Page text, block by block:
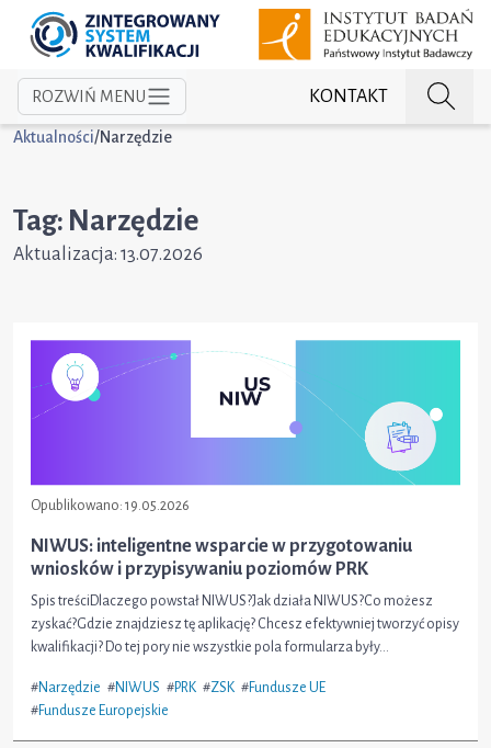
KONTAKT
ROZWIŃ MENU
Aktualności/Narzędzie
Tag: Narzędzie
Aktualizacja: 13.07.2026
Opublikowano: 19.05.2026
NIWUS: inteligentne wsparcie w przygotowaniu
wniosków i przypisywaniu poziomów PRK
Spis treściDlaczego powstał NIWUS?Jak działa NIWUS?Co możesz
zyskać?Gdzie znajdziesz tę aplikację? Chcesz efektywniej tworzyć opisy
kwalifikacji? Do tej pory nie wszystkie pola formularza były...
#Narzędzie #NIWUS #PRK #ZSK #Fundusze UE
#Fundusze Europejskie